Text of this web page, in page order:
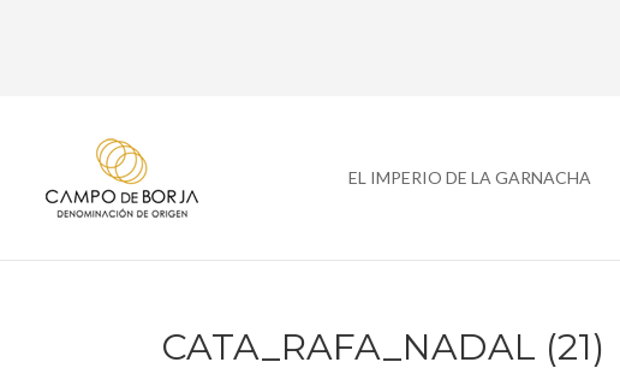
EL IMPERIO DE LA GARNACHA
CATA_RAFA_NADAL (21)